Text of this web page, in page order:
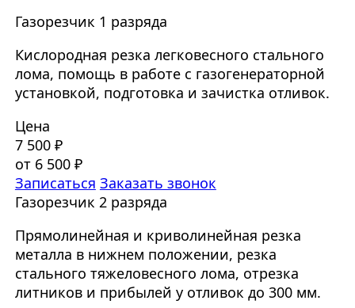
Газорезчик 1 разряда
Кислородная резка легковесного стального
лома, помощь в работе с газогенераторной
установкой, подготовка и зачистка отливок.
Цена
7 500 ₽
от 6 500 ₽
Записаться Заказать звонок
Газорезчик 2 разряда
Прямолинейная и криволинейная резка
металла в нижнем положении, резка
стального тяжеловесного лома, отрезка
литников и прибылей у отливок до 300 мм.